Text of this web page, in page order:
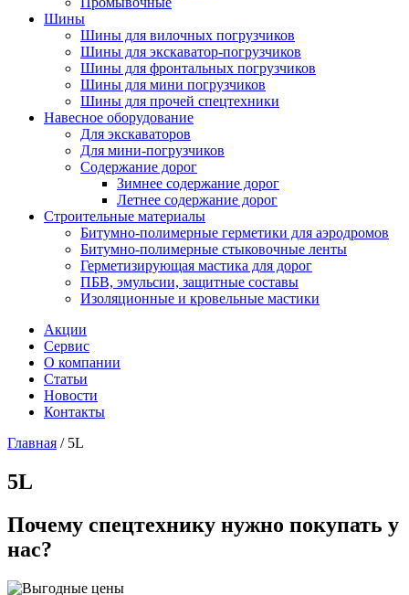
Шины
Шины для вилочных погрузчиков
Шины для экскаватор-погрузчиков
Шины для фронтальных погрузчиков
Шины для мини погрузчиков
Шины для прочей спецтехники
Навесное оборудование
Для экскаваторов
Для мини-погрузчиков
Содержание дорог
Зимнее содержание дорог
Летнее содержание дорог
Строительные материалы
Битумно-полимерные герметики для аэродромов
Битумно-полимерные стыковочные ленты
Герметизирующая мастика для дорог
ПБВ, эмульсии, защитные составы
Изоляционные и кровельные мастики
Акции
Сервис
О компании
Статьи
Новости
Контакты
Главная / 5L
5L
Почему спецтехнику нужно покупать у
нас?